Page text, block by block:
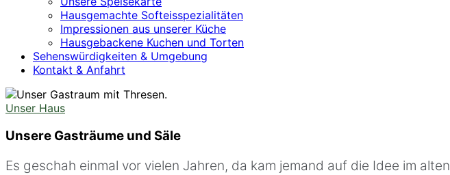
Hausgemachte Softeisspezialitäten
Impressionen aus unserer Küche
Hausgebackene Kuchen und Torten
Sehenswürdigkeiten & Umgebung
Kontakt & Anfahrt
Unser Haus
Unsere Gasträume und Säle
Es geschah einmal vor vielen Jahren, da kam jemand auf die Idee im alten